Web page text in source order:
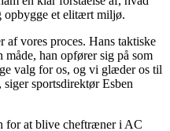
opbygge et elitært miljø.
af vores proces. Hans taktiske
måde, han opfører sig på som
valg for os, og vi glæder os til
sportsdirektør Esben
for at blive cheftræner i AC